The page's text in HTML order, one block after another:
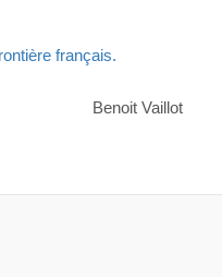
français.
Benoit Vaillot